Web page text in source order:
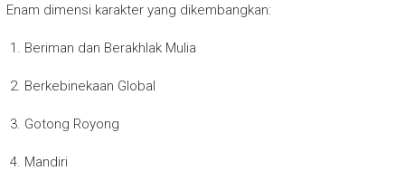
Enam dimensi karakter yang dikembangkan:
Beriman dan Berakhlak Mulia
Berkebinekaan Global
Gotong Royong
Mandiri